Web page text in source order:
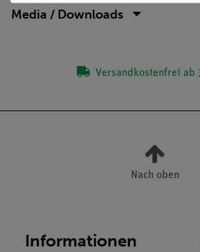
Media / Downloads
Versandkostenfrei ab
Nach oben
Informationen